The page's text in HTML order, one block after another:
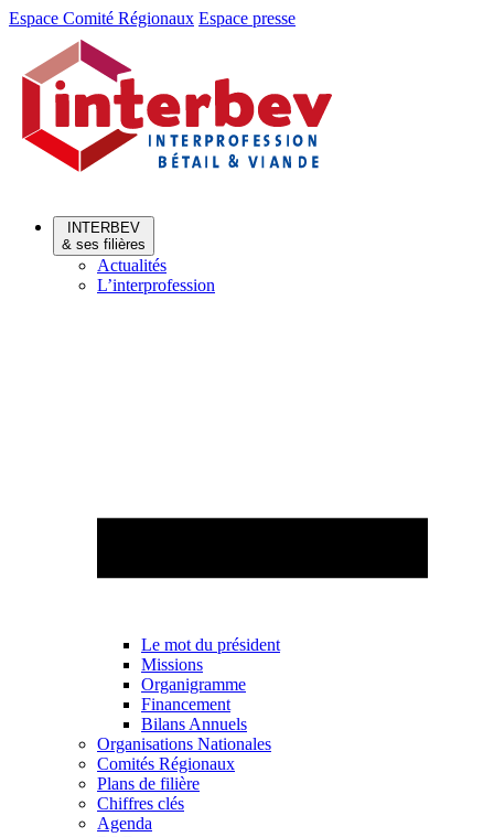
Aller
Aller
contenu
Espace Comité Régionaux Espace presse
INTERBEV
& ses filières
Actualités
L’interprofession
Le mot du président
Missions
Organigramme
Financement
Bilans Annuels
Organisations Nationales
Comités Régionaux
Plans de filière
Chiffres clés
Agenda